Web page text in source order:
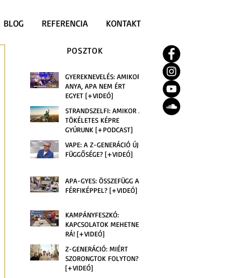
BLOG REFERENCIA KONTAKT
POSZTOK
GYEREKNEVELÉS: AMIKOR
ANYA, APA NEM ÉRT
EGYET [+VIDEÓ]
STRANDSZELFI: AMIKOR A
TÖKÉLETES KÉPRE
GYÚRUNK [+PODCAST]
VAPE: A Z-GENERÁCIÓ ÚJ
FÜGGŐSÉGE? [+VIDEÓ]
APA-GYES: ÖSSZEFÜGG A
FÉRFIKÉPPEL? [+VIDEÓ]
KAMPÁNYFESZKÓ:
KAPCSOLATOK MEHETNEK
RÁ! [+VIDEÓ]
Z-GENERÁCIÓ: MIÉRT
SZORONGTOK FOLYTON?
[+VIDEÓ]